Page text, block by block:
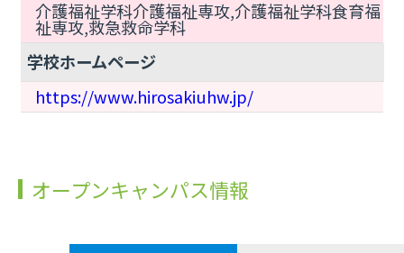
介護福祉学科介護福祉専攻,介護福祉学科食育福
祉専攻,救急救命学科
学校ホームページ
https://www.hirosakiuhw.jp/
オープンキャンパス情報